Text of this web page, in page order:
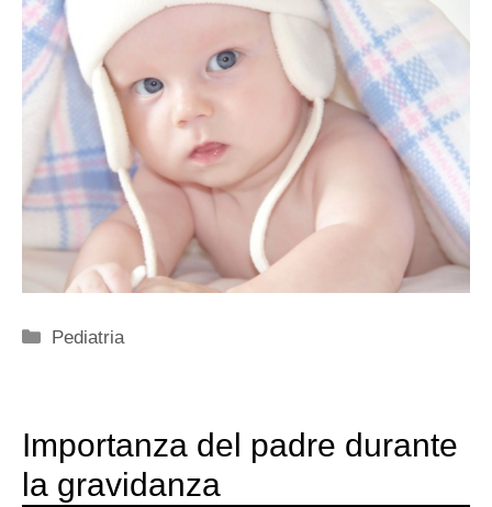
Categorie
Pediatria
Importanza del padre durante
la gravidanza